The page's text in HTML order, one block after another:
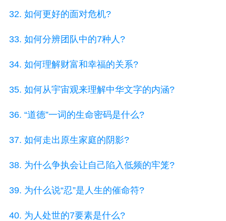
32. 如何更好的面对危机?
33. 如何分辨团队中的7种人?
34. 如何理解财富和幸福的关系?
35. 如何从宇宙观来理解中华文字的内涵?
36. “道德”一词的生命密码是什么?
37. 如何走出原生家庭的阴影?
38. 为什么争执会让自己陷入低频的牢笼?
39. 为什么说“忍”是人生的催命符?
40. 为人处世的7要素是什么?